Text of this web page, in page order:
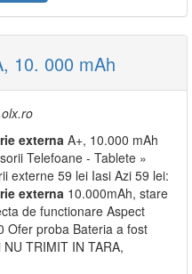
10. 000 mAh
externa A+, 10.000 mAh
Telefoane - Tablete »
externe 59 lei Iasi Azi 59 lei:
externa 10.000mAh, stare
de functionare Aspect
Ofer proba Bateria a fost
NU TRIMIT IN TARA,